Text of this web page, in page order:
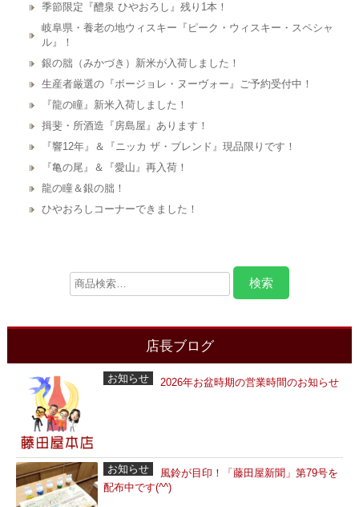
季節限定『醴泉 ひやおろし』残り1本！
岐阜県・養老の地ウィスキー『ピーク・ウィスキー・スペシャ
ル』！
銀の朏（みかづき）新米が入荷しました！
生産者厳選の『ボージョレ・ヌーヴォー』ご予約受付中！
『龍の瞳』新米入荷しました！
揖斐・所酒造『房島屋』あります！
『響12年』＆『ニッカ ザ・ブレンド』現品限りです！
『亀の尾』＆『愛山』再入荷！
龍の瞳＆銀の朏！
ひやおろしコーナーできました！
店長ブログ
お知らせ 2026年お盆時期の営業時間のお知らせ
お知らせ
風鈴が目印！「藤田屋新聞」第79号を
配布中です(^^)